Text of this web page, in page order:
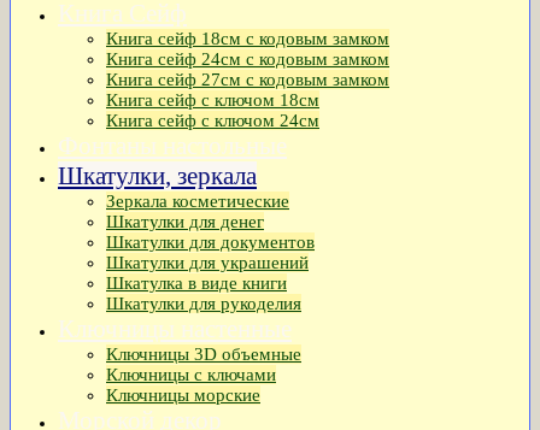
Книга Сейф
Книга сейф 18см с кодовым замком
Книга сeйф 24см с кодовым замком
Книга сейф 27см с кодовым замком
Книга сейф с ключом 18см
Книга сейф с ключом 24см
Фонтаны настольные
Шкатулки, зеркала
Зеркала косметические
Шкатулки для денег
Шкатулки для документов
Шкатулки для украшений
Шкатулка в виде книги
Шкатулки для рукоделия
Ключницы настенные
Ключницы 3D объемные
Ключницы с ключами
Ключницы морские
Морской декор